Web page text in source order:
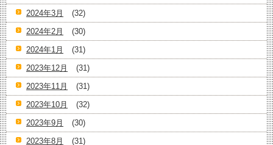
2024年3月
(32)
2024年2月
(30)
2024年1月
(31)
2023年12月
(31)
2023年11月
(31)
2023年10月
(32)
2023年9月
(30)
2023年8月
(31)